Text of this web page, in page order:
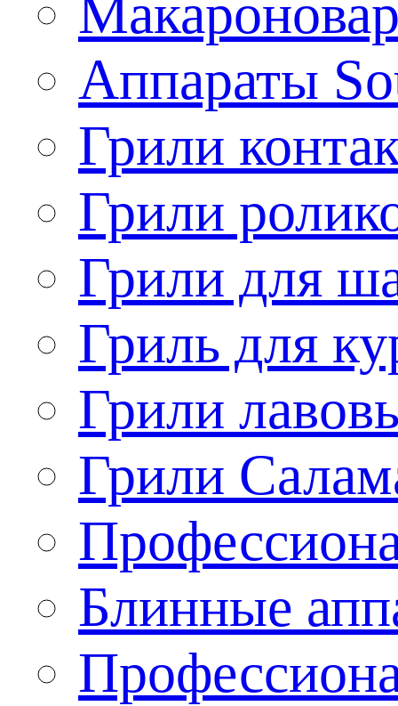
Аппараты
Грили
Грили
Грили для
Гриль для
Грили
Грили
Блинные